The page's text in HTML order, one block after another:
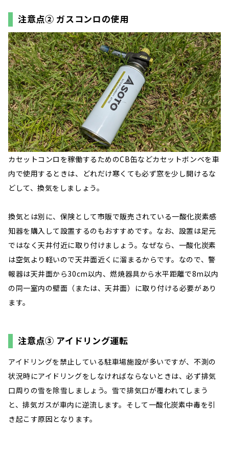
注意点② ガスコンロの使用
カセットコンロを稼働するためのCB缶などカセットボンベを車
内で使用するときは、どれだけ寒くても必ず窓を少し開けるな
どして、換気をしましょう。
換気とは別に、保険として市販で販売されている一酸化炭素感
知器を購入して設置するのもおすすめです。なお、設置は足元
ではなく天井付近に取り付けましょう。なぜなら、一酸化炭素
は空気より軽いので天井面近くに溜まるからです。なので、警
報器は天井面から30cm以内、燃焼器具から水平距離で8m以内
の同一室内の壁面（または、天井面）に取り付ける必要があり
ます。
注意点③ アイドリング運転
アイドリングを禁止している駐車場施設が多いですが、不測の
状況時にアイドリングをしなければならないときは、必ず排気
口周りの雪を除雪しましょう。雪で排気口が覆われてしまう
と、排気ガスが車内に逆流します。そして一酸化炭素中毒を引
き起こす原因となります。